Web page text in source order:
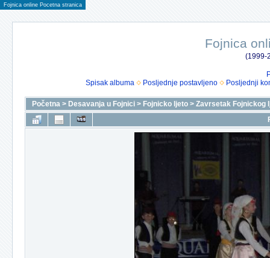
Fojnica online Pocetna stranica
Fojnica
(1999-
Spisak albuma
Posljednje postavljeno Posljednji
Početna > Desavanja u Fojnici > Fojnicko ljeto > Zavrsetak Fojnickog